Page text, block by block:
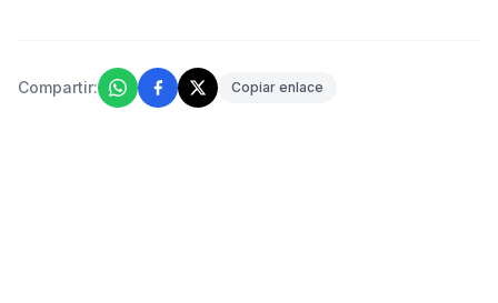
Compartir: Copiar enlace